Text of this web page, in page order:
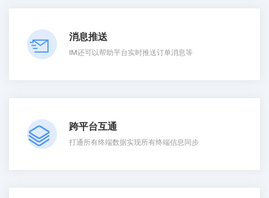
消息推送
IM还可以帮助平台实时推送订单消息等
跨平台互通
打通所有终端数据实现所有终端信息同步